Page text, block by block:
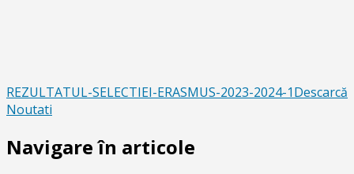
REZULTATUL-SELECTIEI-ERASMUS-2023-2024-1Descarcă
Noutati
Navigare în articole